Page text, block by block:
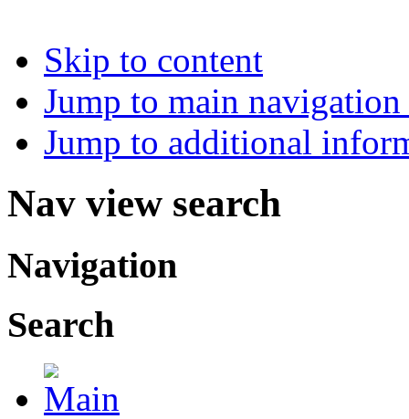
Skip to content
Jump to main
Jump to additional
Nav view search
Navigation
Search